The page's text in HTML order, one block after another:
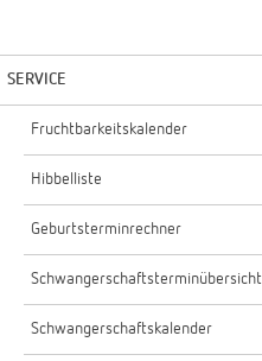
SERVICE
Fruchtbarkeitskalender
Hibbelliste
Geburtsterminrechner
Schwangerschaftsterminübersicht
Schwangerschaftskalender